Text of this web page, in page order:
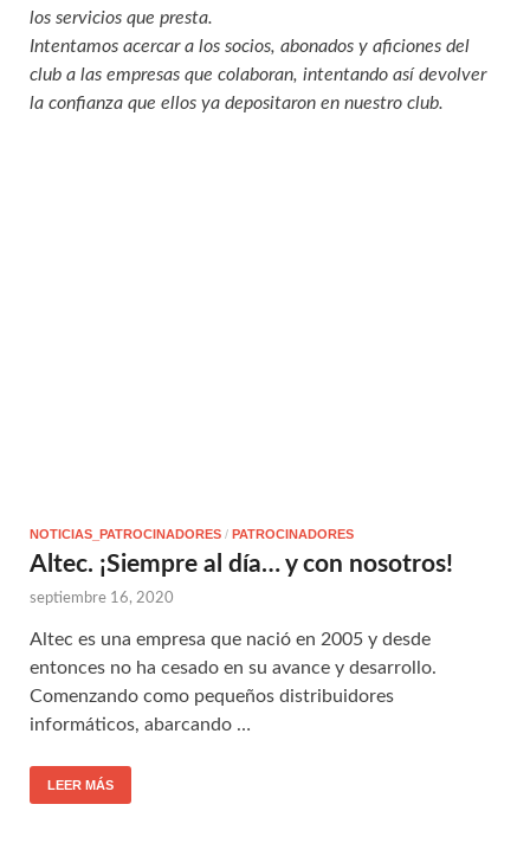
los servicios que presta.
Intentamos acercar a los socios, abonados y aficiones del
club a las empresas que colaboran, intentando así devolver
la confianza que ellos ya depositaron en nuestro club.
NOTICIAS_PATROCINADORES / PATROCINADORES
Altec. ¡Siempre al día… y con nosotros!
septiembre 16, 2020
Altec es una empresa que nació en 2005 y desde
entonces no ha cesado en su avance y desarrollo.
Comenzando como pequeños distribuidores
informáticos, abarcando …
LEER MÁS